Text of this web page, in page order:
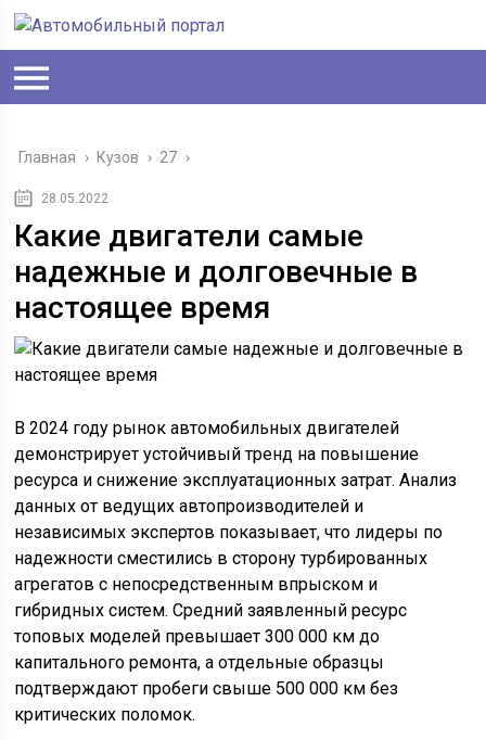
Главная › Кузов › 27 ›
28.05.2022
Какие двигатели самые
надежные и долговечные в
настоящее время
В 2024 году рынок автомобильных двигателей
демонстрирует устойчивый тренд на повышение
ресурса и снижение эксплуатационных затрат. Анализ
данных от ведущих автопроизводителей и
независимых экспертов показывает, что лидеры по
надежности сместились в сторону турбированных
агрегатов с непосредственным впрыском и
гибридных систем. Средний заявленный ресурс
топовых моделей превышает 300 000 км до
капитального ремонта, а отдельные образцы
подтверждают пробеги свыше 500 000 км без
критических поломок.